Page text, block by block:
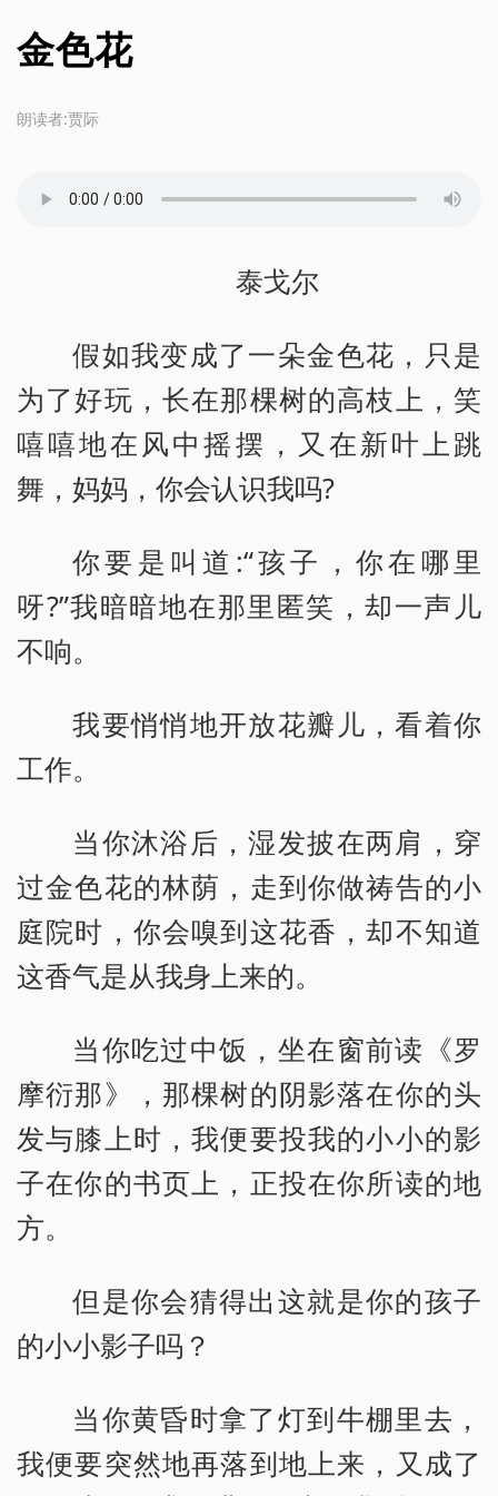
金色花
朗读者:贾际
泰戈尔
假如我变成了一朵金色花，只是
为了好玩，长在那棵树的高枝上，笑
嘻嘻地在风中摇摆，又在新叶上跳
舞，妈妈，你会认识我吗?
你要是叫道:“孩子，你在哪里
呀?”我暗暗地在那里匿笑，却一声儿
不响。
我要悄悄地开放花瓣儿，看着你
工作。
当你沐浴后，湿发披在两肩，穿
过金色花的林荫，走到你做祷告的小
庭院时，你会嗅到这花香，却不知道
这香气是从我身上来的。
当你吃过中饭，坐在窗前读《罗
摩衍那》，那棵树的阴影落在你的头
发与膝上时，我便要投我的小小的影
子在你的书页上，正投在你所读的地
方。
但是你会猜得出这就是你的孩子
的小小影子吗？
当你黄昏时拿了灯到牛棚里去，
我便要突然地再落到地上来，又成了